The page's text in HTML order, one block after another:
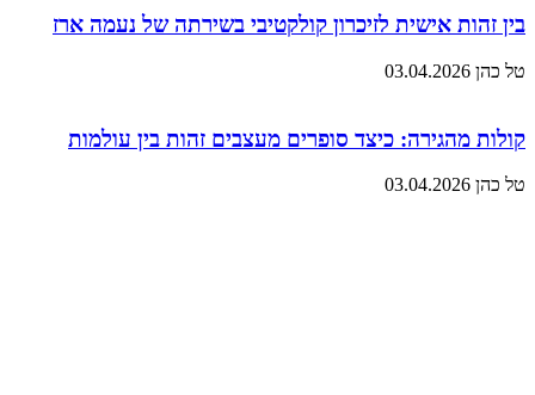
בין זהות אישית לזיכרון קולקטיבי בשירתה של נעמה ארז
טל כהן 03.04.2026
קולות מהגירה: כיצד סופרים מעצבים זהות בין עולמות
טל כהן 03.04.2026